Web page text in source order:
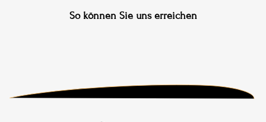
So können Sie uns erreichen